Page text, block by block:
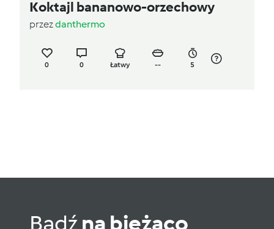
Koktajl bananowo-orzechowy
przezdanthermo
0 0 Łatwy -- 5
Bądźna bieżąco